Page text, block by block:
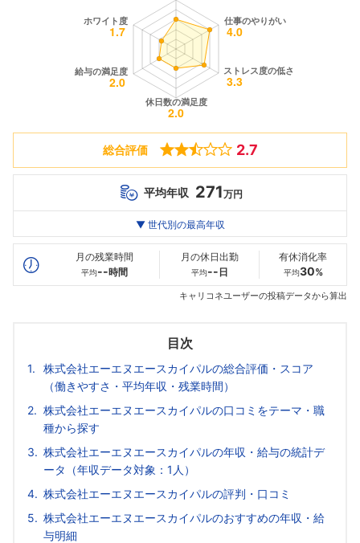
総合評価 2.7
平均年収 271万円
最高年収
20代
271万
30代
--万
--万
▼ 世代別の最高年収
月の残業時間
平均--時間
月の休日出勤
平均-- 日
有休消化率
平均30%
キャリコネユーザーの投稿データから算出
目次
株式会社エーエヌエースカイパルの総合評価・スコア
（働きやすさ・平均年収・残業時間）
株式会社エーエヌエースカイパルの口コミをテーマ・職
種から探す
株式会社エーエヌエースカイパルの年収・給与の統計デ
ータ（年収データ対象：1人）
株式会社エーエヌエースカイパルの評判・口コミ
株式会社エーエヌエースカイパルのおすすめの年収・給
与明細